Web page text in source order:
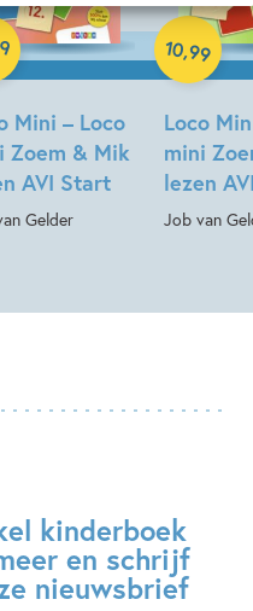
Mini – Loco
Zoem & Mik
AVI Start
Gelder
Loco
mini
lezen
Job van
10,99
Paperback
kinderboek
en schrijf
nieuwsbrief